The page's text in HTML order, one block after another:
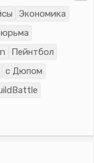
Экономика
Пейнтбол
с Дюпом